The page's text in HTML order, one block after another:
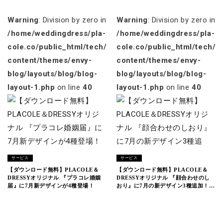
Warning: Division by zero in
/home/weddingdress/pla-
cole.co/public_html/tech/wp-
content/themes/envy-
blog/layouts/blog/blog-
layout-1.php on line40
サービス
【ダウンロード無料】PLACOLE＆
DRESSYオリジナル 『プラコレ婚姻
届』に7月新デザインが4種登場！
Warning: Division by zero in
/home/weddingdress/pla-
cole.co/public_html/tech/
content/themes/envy-
blog/layouts/blog/blog-
layout-1.php on line40
サービス
【ダウンロード無料】PLACOLE＆
DRESSYオリジナル 『顔合わせのし
おり』に7月の新デザイン3種追加！名